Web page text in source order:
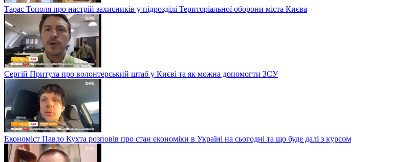
Тарас Тополя про настрій захисників у підрозділі Територіальної оборони міста Києва
Сергій Притула про волонтерський штаб у Києві та як можна допомогти ЗСУ
Економіст Павло Кухта розповів про стан економіки в Україні на сьогодні та що буде далі з курсом